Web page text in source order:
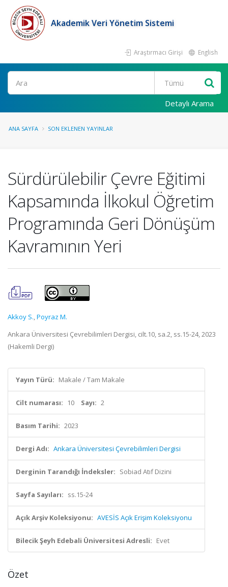
Akademik Veri Yönetim Sistemi
Araştırmacı Girişi English
Ara
Detaylı Arama
ANA SAYFA SON EKLENEN YAYINLAR
Sürdürülebilir Çevre Eğitimi
Kapsamında İlkokul Öğretim
Programında Geri Dönüşüm
Kavramının Yeri
Akkoy S.,Poyraz M.
Ankara Üniversitesi Çevrebilimleri Dergisi, cilt.10, sa.2, ss.15-24, 2023
(Hakemli Dergi)
Yayın Türü: Makale / Tam Makale
Cilt numarası: 10 Sayı: 2
Basım Tarihi: 2023
Dergi Adı: Ankara Üniversitesi Çevrebilimleri Dergisi
Derginin Tarandığı İndeksler: Sobiad Atıf Dizini
Sayfa Sayıları: ss.15-24
Açık Arşiv Koleksiyonu: AVESİS Açık Erişim Koleksiyonu
Bilecik Şeyh Edebali Üniversitesi Adresli: Evet
Özet